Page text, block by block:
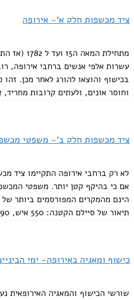
ציד מכשפות חלק א'- אירופה
מתחילת
עשרות אלפי אנשים ברחבי אירופה,
בכישוף והוצאו להורג לאחר מכן.
וחוסר אונים, ולעתים קרובות מחריד,
ציד מכשפות חלק ב'- משפטי
לא רק ברחבי אירופה התקיימו ציד
אם כי בהיקף קטן יותר. משפטי
הינם מהמקרים המפורסמים ביותר
כישוף ומאגיה באירופה- ימי
שורשי הכישוף והמאגיה האירופאית